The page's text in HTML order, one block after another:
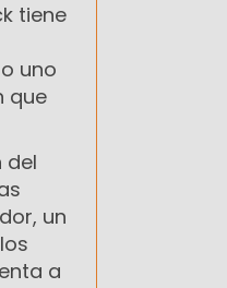
tiene
uno
que
del
un
a